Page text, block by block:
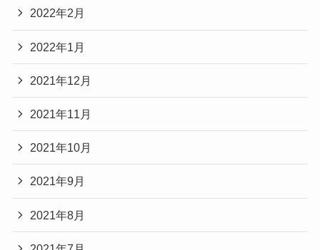
2022年2月
2022年1月
2021年12月
2021年11月
2021年10月
2021年9月
2021年8月